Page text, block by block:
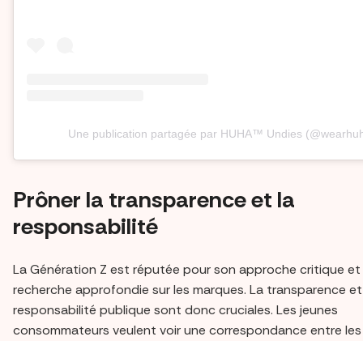
Une publication partagée par HUHA™ Undies
Prôner la transparence et la
responsabilité
La Génération Z est réputée pour son approche critique et
recherche approfondie sur les marques. La transparence
responsabilité publique sont donc cruciales. Les jeunes
consommateurs veulent voir une correspondance entre